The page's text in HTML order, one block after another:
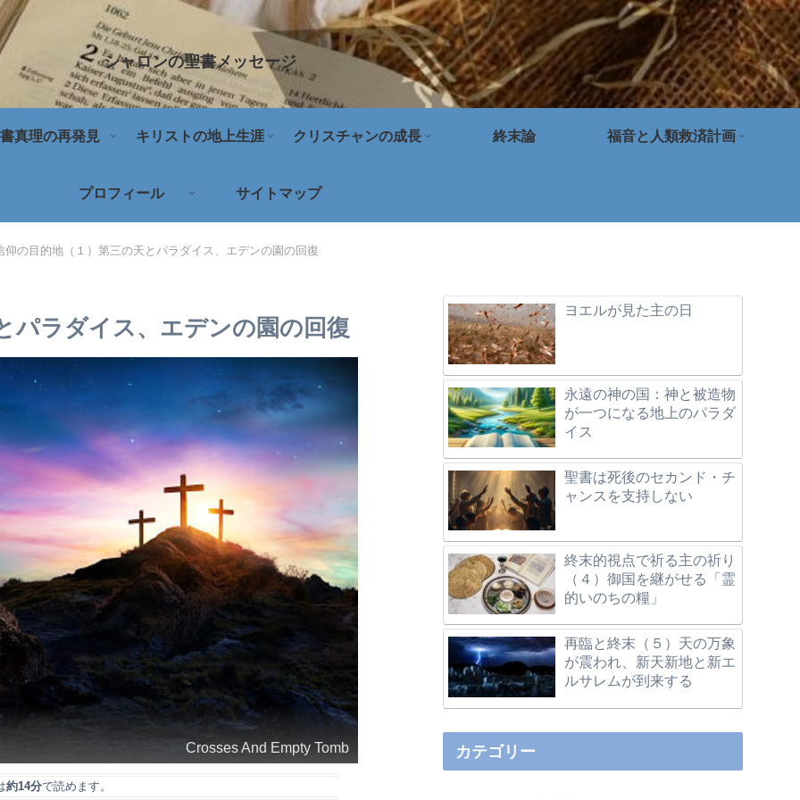
シャロンの聖書メッセージ
真理の再発見 キリストの地上生涯 クリスチャンの成長 終末論 福音と人類救済計画
プロフィール サイトマップ
仰の目的地（１）第三の天とパラダイス、エデンの園の回復
パラダイス、エデンの園の回復
Crosses And Empty Tomb
約14分で読めます。
ヨエルが見た主の日
永遠の神の国：神と被造物
が一つになる地上のパラダ
イス
聖書は死後のセカンド・チ
ャンスを支持しない
終末的視点で祈る主の祈り
（４）御国を継がせる「霊
的いのちの糧」
再臨と終末（５）天の万象
が震われ、新天新地と新エ
ルサレムが到来する
カテゴリー